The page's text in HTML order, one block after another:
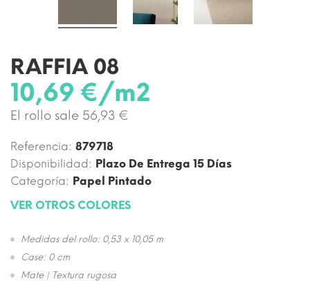
RAFFIA 08
10,69 €/m2
El rollo sale 56,93 €
Referencia: 879718
Disponibilidad: Plazo De Entrega 15 Días
Categoría: Papel Pintado
VER OTROS COLORES
Medidas del rollo: 0,53 x 10,05 m
Case: 0 cm
Mate | Textura rugosa